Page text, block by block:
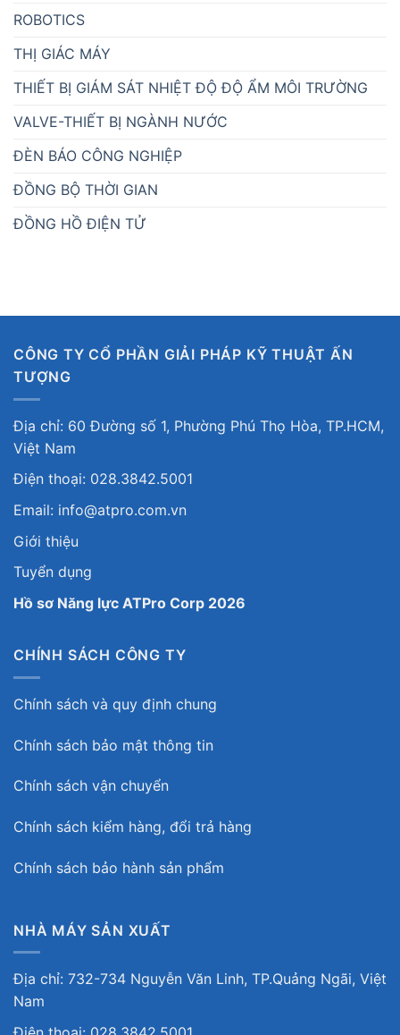
ROBOTICS
THỊ GIÁC MÁY
THIẾT BỊ GIÁM SÁT NHIỆT ĐỘ ĐỘ ẨM MÔI TRƯỜNG
VALVE-THIẾT BỊ NGÀNH NƯỚC
ĐÈN BÁO CÔNG NGHIỆP
ĐỒNG BỘ THỜI GIAN
ĐỒNG HỒ ĐIỆN TỬ
CÔNG TY CỔ PHẦN GIẢI PHÁP KỸ THUẬT ẤN
TƯỢNG
Địa chỉ: 60 Đường số 1, Phường Phú Thọ Hòa, TP.HCM,
Việt Nam
Điện thoại: 028.3842.5001
Email: info@atpro.com.vn
Giới thiệu
Tuyển dụng
Hồ sơ Năng lực ATPro Corp 2026
CHÍNH SÁCH CÔNG TY
Chính sách và quy định chung
Chính sách bảo mật thông tin
Chính sách vận chuyển
Chính sách kiểm hàng, đổi trả hàng
Chính sách bảo hành sản phẩm
NHÀ MÁY SẢN XUẤT
Địa chỉ: 732-734 Nguyễn Văn Linh, TP.Quảng Ngãi, Việt
Nam